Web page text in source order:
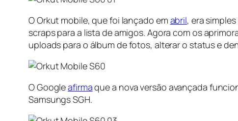
O Orkut mobile, que foi lançado em abril, era
scraps para a lista de amigos. Agora com os
uploads para o álbum de fotos, alterar o status e
O Googleafirmaque a nova versão avançada
Samsungs SGH.